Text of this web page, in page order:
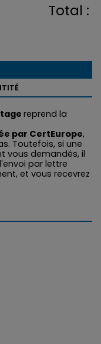
Total :
reprend la
par CertEurope,
Toutefois, si une
vous demandés, il
par lettre
et vous recevrez